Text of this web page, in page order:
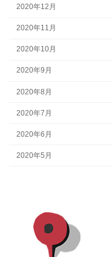
2020年12月
2020年11月
2020年10月
2020年9月
2020年8月
2020年7月
2020年6月
2020年5月